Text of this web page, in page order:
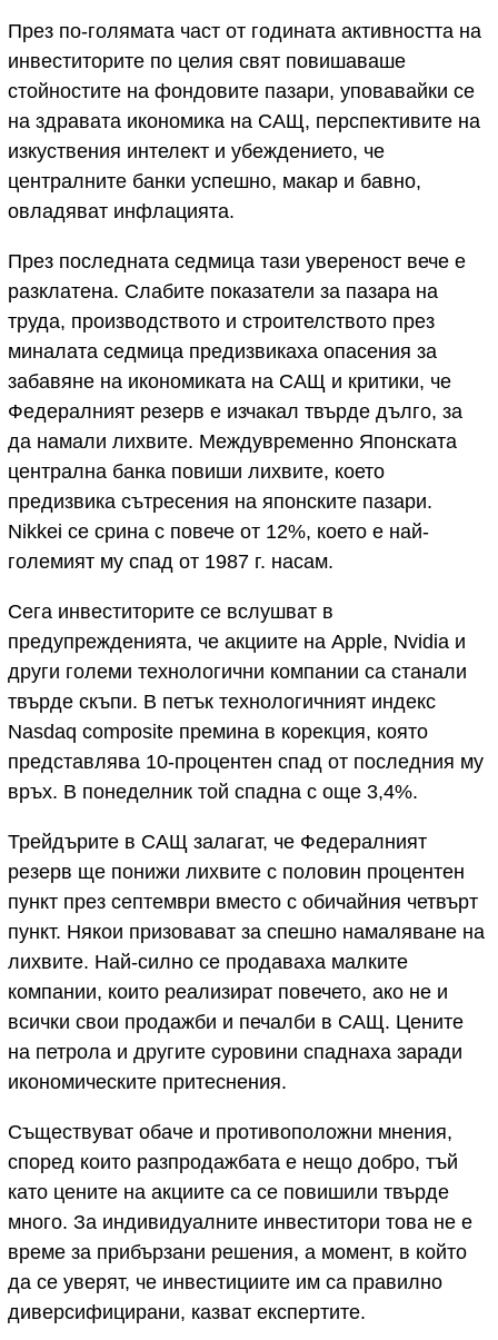
През по-голямата част от годината активността на
инвеститорите по целия свят повишаваше
стойностите на фондовите пазари, уповавайки се
на здравата икономика на САЩ, перспективите на
изкуствения интелект и убеждението, че
централните банки успешно, макар и бавно,
овладяват инфлацията.
През последната седмица тази увереност вече е
разклатена. Слабите показатели за пазара на
труда, производството и строителството през
миналата седмица предизвикаха опасения за
забавяне на икономиката на САЩ и критики, че
Федералният резерв е изчакал твърде дълго, за
да намали лихвите. Междувременно Японската
централна банка повиши лихвите, което
предизвика сътресения на японските пазари.
Nikkei се срина с повече от 12%, което е най-
големият му спад от 1987 г. насам.
Сега инвеститорите се вслушват в
предупрежденията, че акциите на Apple, Nvidia и
други големи технологични компании са станали
твърде скъпи. В петък технологичният индекс
Nasdaq composite премина в корекция, която
представлява 10-процентен спад от последния му
връх. В понеделник той спадна с още 3,4%.
Трейдърите в САЩ залагат, че Федералният
резерв ще понижи лихвите с половин процентен
пункт през септември вместо с обичайния четвърт
пункт. Някои призовават за спешно намаляване на
лихвите. Най-силно се продаваха малките
компании, които реализират повечето, ако не и
всички свои продажби и печалби в САЩ. Цените
на петрола и другите суровини спаднаха заради
икономическите притеснения.
Съществуват обаче и противоположни мнения,
според които разпродажбата е нещо добро, тъй
като цените на акциите са се повишили твърде
много. За индивидуалните инвеститори това не е
време за прибързани решения, а момент, в който
да се уверят, че инвестициите им са правилно
диверсифицирани, казват експертите.